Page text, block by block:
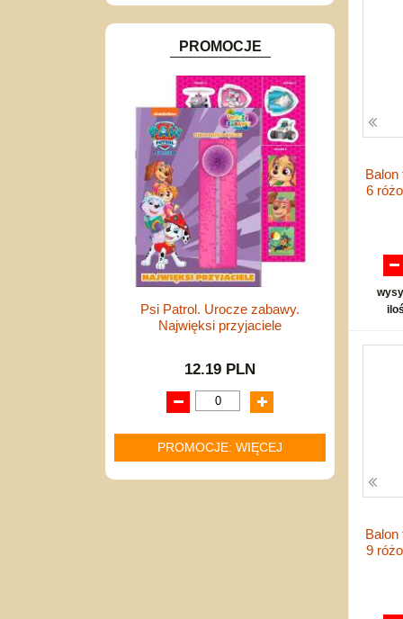
Inne
PROMOCJE
Psi Patrol. Urocze zabawy.
Najwięksi przyjaciele
12.19 PLN
PROMOCJE: WIĘCEJ
Balon
6
Balon
9